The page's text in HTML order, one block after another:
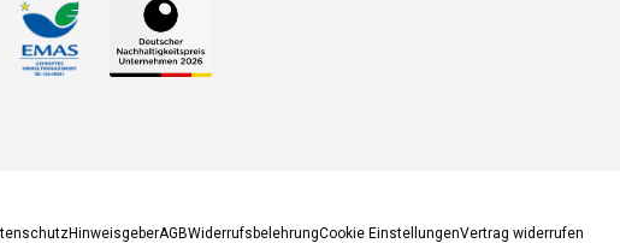
HinweisgeberAGBWiderrufsbelehrungCookie EinstellungenVertrag widerrufen